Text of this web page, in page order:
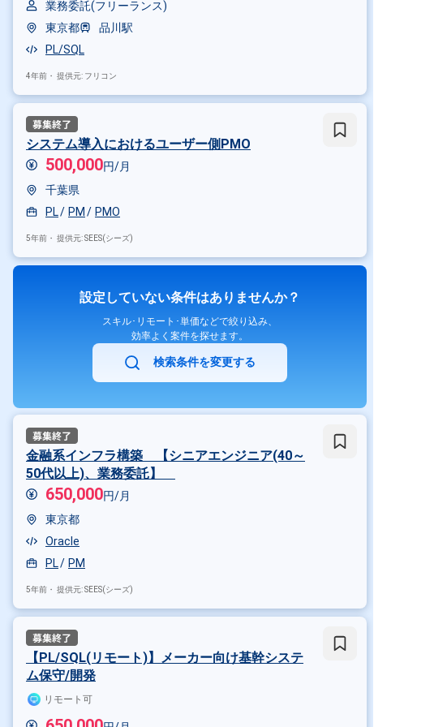
業務委託(フリーランス)
東京都
品川駅
PL/SQL
4年前・ 提供元: フリコン
システム導入におけるユーザー側PMO
500,000円/月
千葉県
PL
PM PMO
5年前・ 提供元: SEES(シーズ)
設定していない条件はありませんか？
スキル･リモート･単価などで絞り込み、
効率よく案件を探せます。
検索条件を変更する
金融系インフラ構築 【シニアエンジニア(40～
50代以上)、業務委託】
650,000円/月
東京都
Oracle
PL
PM
5年前・ 提供元: SEES(シーズ)
【PL/SQL(リモート)】メーカー向け基幹システ
ム保守/開発
リモート可